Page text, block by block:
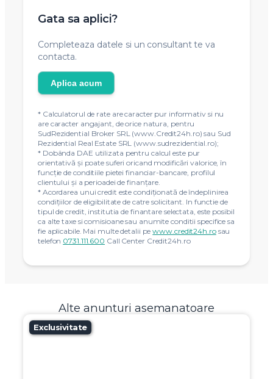
Gata sa aplici?
Completeaza datele si un consultant te va
contacta.
Aplica acum
* Calculatorul de rate are caracter pur informativ si nu
are caracter angajant, de orice natura, pentru
SudRezidential Broker SRL (www.Credit24h.ro) sau Sud
Rezidential Real Estate SRL (www.sudrezidential.ro);
* Dobânda DAE utilizata pentru calcul este pur
orientativă și poate suferi oricand modificări valorice, în
funcție de conditiile pietei financiar-bancare, profilul
clientului și a perioadei de finanțare.
* Acordarea unui credit este condiţionată de îndeplinirea
condiţiilor de eligibilitate de catre solicitant. In functie de
tipul de credit, institutia de finantare selectata, este posibil
ca alte taxe si comisioane sau anumite conditii specifice sa
fie aplicabile. Mai multe detalii pewww.credit24h.rosau
telefon 0731.111.600 Call Center Credit24h.ro
Alte anunturi asemanatoare
Exclusivitate